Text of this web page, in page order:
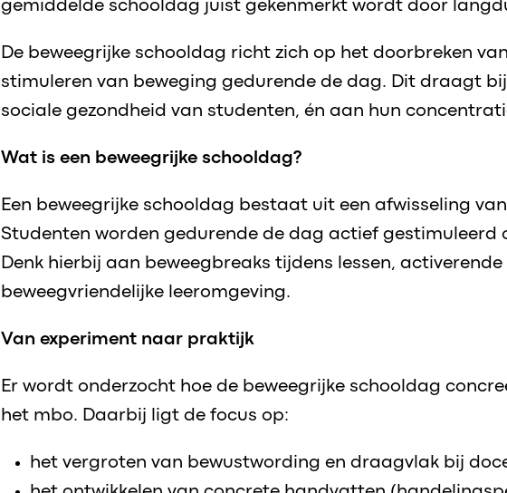
gemiddelde schooldag juist gekenmerkt wordt door
De beweegrijke schooldag richt zich op het doorbreken
stimuleren van beweging gedurende de dag. Dit draagt
sociale gezondheid van studenten, én aan hun
Wat is een beweegrijke schooldag?
Een beweegrijke schooldag bestaat uit een afwisseling
Studenten worden gedurende de dag actief gestimuleerd
Denk hierbij aan beweegbreaks tijdens lessen, activerende
beweegvriendelijke leeromgeving.
Van experiment naar praktijk
Er wordt onderzocht hoe de beweegrijke schooldag
het mbo. Daarbij ligt de focus op:
het vergroten van bewustwording en draagvlak bij